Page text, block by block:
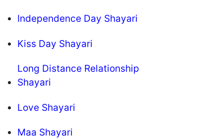
Independence Day Shayari
Kiss Day Shayari
Long Distance Relationship
Shayari
Love Shayari
Maa Shayari